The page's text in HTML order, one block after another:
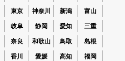
東京 神奈川 新潟 富山
岐阜 静岡 愛知 三重
奈良 和歌山 鳥取 島根
香川 愛媛 高知 福岡